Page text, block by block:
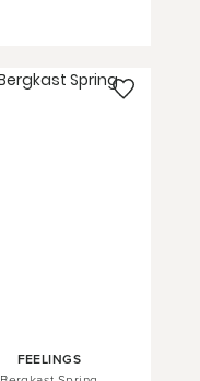
FEELINGS